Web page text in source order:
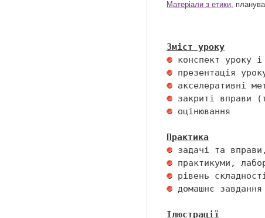
Матеріали з етики,
Зміст уроку
оцінювання
Практика
домашнє завдання
Ілюстрації